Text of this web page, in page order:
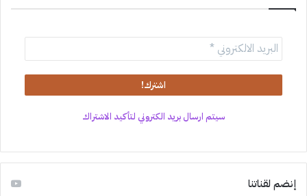
سيتم ارسال بريد الكتروني لتأكيد الاشتراك
إنضم لقناتنا